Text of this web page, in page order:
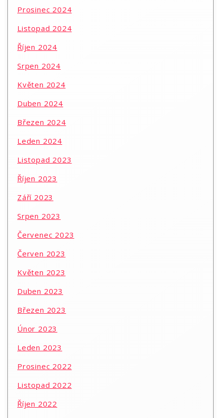
Prosinec 2024
Listopad 2024
Říjen 2024
Srpen 2024
Květen 2024
Duben 2024
Březen 2024
Leden 2024
Listopad 2023
Říjen 2023
Září 2023
Srpen 2023
Červenec 2023
Červen 2023
Květen 2023
Duben 2023
Březen 2023
Únor 2023
Leden 2023
Prosinec 2022
Listopad 2022
Říjen 2022